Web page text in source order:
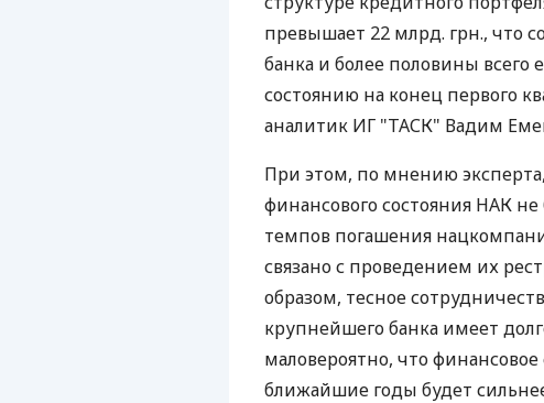
превышает 22 млрд. грн., что
банка и более половины всего
состоянию на конец первого
аналитик ИГ "ТАСК" Вадим
При этом, по мнению
финансового состояния НАК
темпов погашения
связано с проведением их
образом, тесное
крупнейшего банка имеет
маловероятно, что
ближайшие годы будет